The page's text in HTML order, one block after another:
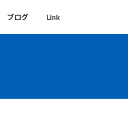
ブログ Link